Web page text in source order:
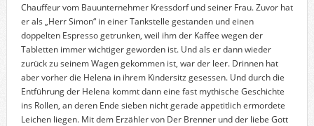
Chauffeur vom Bauunternehmer Kressdorf und seiner Frau. Zuvor hat
er als „Herr Simon“ in einer Tankstelle gestanden und einen
doppelten Espresso getrunken, weil ihm der Kaffee wegen der
Tabletten immer wichtiger geworden ist. Und als er dann wieder
zurück zu seinem Wagen gekommen ist, war der leer. Drinnen hat
aber vorher die Helena in ihrem Kindersitz gesessen. Und durch die
Entführung der Helena kommt dann eine fast mythische Geschichte
ins Rollen, an deren Ende sieben nicht gerade appetitlich ermordete
Leichen liegen. Mit dem Erzähler von Der Brenner und der liebe Gott